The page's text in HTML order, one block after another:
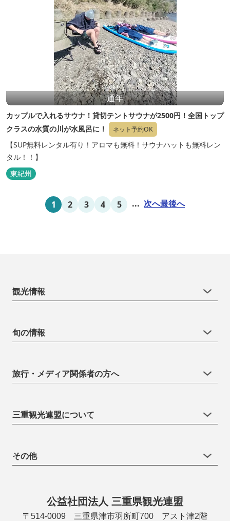
通年
カップルで入れるサウナ！貸切テントサウナが2500円！全国トップ
クラスの水質の川が水風呂に！
ネット予約OK
【SUP無料レンタル有り！アロマも無料！サウナハットも無料レン
タル！！】
東紀州
1 2 3 4 5 ... 次へ最後へ
観光情報
旬の情報
旅行・メディア関係者の方へ
三重観光連盟について
その他
公益社団法人 三重県観光連盟
〒514-0009 三重県津市羽所町700 アスト津2階